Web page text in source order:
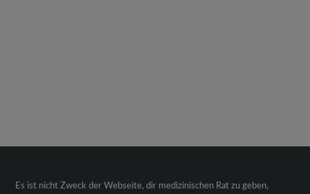
Es ist nicht Zweck der Webseite, dir medizinischen Rat zu geben,